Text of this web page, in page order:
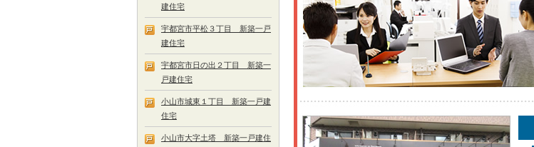
建住宅
宇都宮市平松３丁目 新築一戸
建住宅
宇都宮市日の出２丁目 新築一
戸建住宅
小山市城東１丁目 新築一戸建
住宅
小山市大字土塔 新築一戸建住